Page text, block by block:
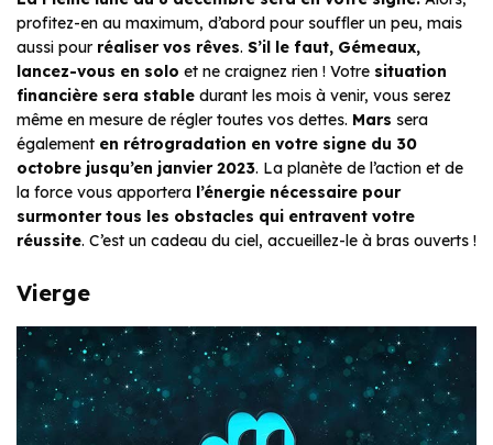
profitez-en au maximum, d’abord pour souffler un peu, mais
aussi pour réaliser vos rêves. S’il le faut, Gémeaux,
lancez-vous en solo et ne craignez rien ! Votre situation
financière sera stable durant les mois à venir, vous serez
même en mesure de régler toutes vos dettes. Mars sera
également en rétrogradation en votre signe du 30
octobre jusqu’en janvier 2023. La planète de l’action et de
la force vous apportera l’énergie nécessaire pour
surmonter tous les obstacles qui entravent votre
réussite. C’est un cadeau du ciel, accueillez-le à bras ouverts !
Vierge